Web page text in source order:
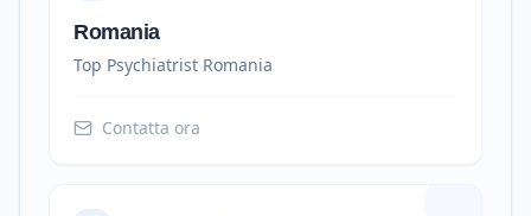
Romania
Top Psychiatrist Romania
Contatta ora